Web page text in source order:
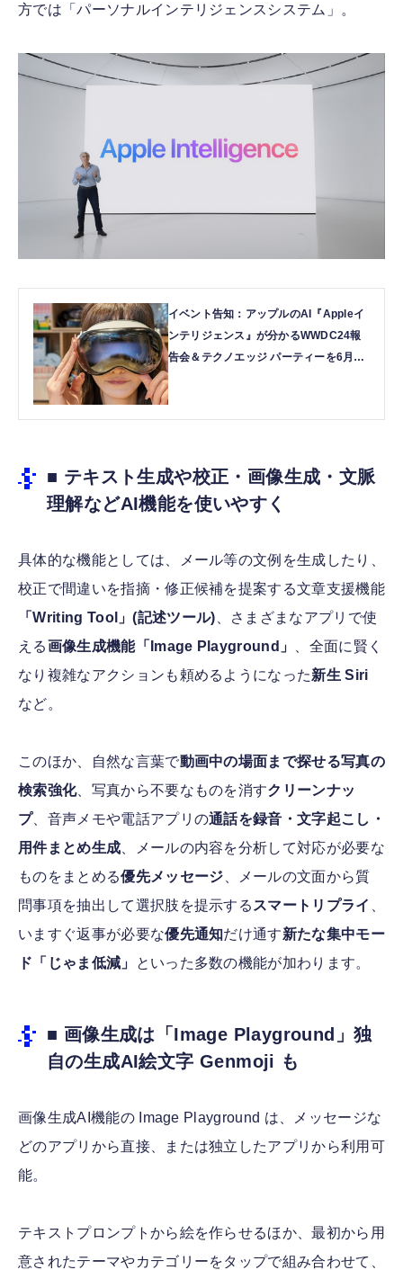
方では「パーソナルインテリジェンスシステム」。
イベント告知：アップルのAI『Appleイ
ンテリジェンス』が分かるWWDC24報
告会＆テクノエッジ パーティーを6月20
■ テキスト生成や校正・画像生成・文脈
理解などAI機能を使いやすく
具体的な機能としては、メール等の文例を生成したり、
校正で間違いを指摘・修正候補を提案する文章支援機能
「Writing Tool」(記述ツール) 、さまざまなアプリで使
える画像生成機能「Image Playground」
、全面に賢く
なり複雑なアクションも頼めるようになった新生 Siri
など。
このほか、自然な言葉で動画中の場面まで探せる写真の
検索強化、写真から不要なものを消すクリーンナッ
プ、音声メモや電話アプリの通話を録音・文字起こし・
用件まとめ生成 、メールの内容を分析して対応が必要な
ものをまとめる優先メッセージ 、メールの文面から質
問事項を抽出して選択肢を提示する スマートリプライ
いますぐ返事が必要な優先通知だけ通す新たな集中モー
ド「じゃま低減」
といった多数の機能が加わります。
■ 画像生成は「Image Playground」独
自の生成AI絵文字 Genmoji も
画像生成AI機能の Image Playground は、メッセージな
どのアプリから直接、または独立したアプリから利用可
能。
テキストプロンプトから絵を作らせるほか、最初から用
意されたテーマやカテゴリーをタップで組み合わせて、